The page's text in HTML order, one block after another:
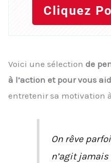
Cliquez
Voici une sélection de
à l’action et pour vous
entretenir sa motivation
On rêve
n’agit jamais